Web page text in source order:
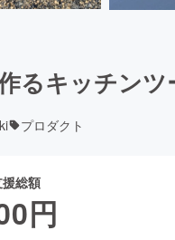
キッチンツ
プロダクト
総額
円